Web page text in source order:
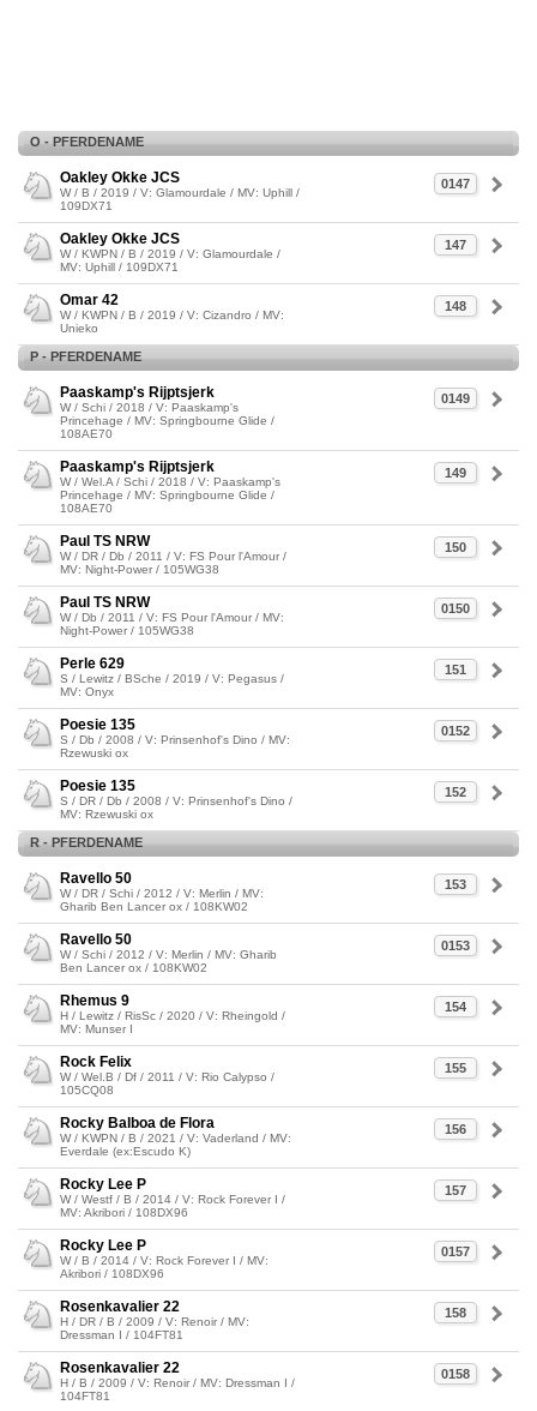
O - PFERDENAME
0147
Oakley Okke JCS
W / B / 2019 / V: Glamourdale / MV: Uphill /
109DX71
147
Oakley Okke JCS
W / KWPN / B / 2019 / V: Glamourdale /
MV: Uphill / 109DX71
148
Omar 42
W / KWPN / B / 2019 / V: Cizandro / MV:
Unieko
P - PFERDENAME
0149
Paaskamp's Rijptsjerk
W / Schi / 2018 / V: Paaskamp's
Princehage / MV: Springbourne Glide /
108AE70
149
Paaskamp's Rijptsjerk
W / Wel.A / Schi / 2018 / V: Paaskamp's
Princehage / MV: Springbourne Glide /
108AE70
150
Paul TS NRW
W / DR / Db / 2011 / V: FS Pour l'Amour /
MV: Night-Power / 105WG38
0150
Paul TS NRW
W / Db / 2011 / V: FS Pour l'Amour / MV:
Night-Power / 105WG38
151
Perle 629
S / Lewitz / BSche / 2019 / V: Pegasus /
MV: Onyx
0152
Poesie 135
S / Db / 2008 / V: Prinsenhof's Dino / MV:
Rzewuski ox
152
Poesie 135
S / DR / Db / 2008 / V: Prinsenhof's Dino /
MV: Rzewuski ox
R - PFERDENAME
153
Ravello 50
W / DR / Schi / 2012 / V: Merlin / MV:
Gharib Ben Lancer ox / 108KW02
0153
Ravello 50
W / Schi / 2012 / V: Merlin / MV: Gharib
Ben Lancer ox / 108KW02
154
Rhemus 9
H / Lewitz / RisSc / 2020 / V: Rheingold /
MV: Munser I
155
Rock Felix
W / Wel.B / Df / 2011 / V: Rio Calypso /
105CQ08
156
Rocky Balboa de Flora
W / KWPN / B / 2021 / V: Vaderland / MV:
Everdale (ex:Escudo K)
157
Rocky Lee P
W / Westf / B / 2014 / V: Rock Forever I /
MV: Akribori / 108DX96
0157
Rocky Lee P
W / B / 2014 / V: Rock Forever I / MV:
Akribori / 108DX96
158
Rosenkavalier 22
H / DR / B / 2009 / V: Renoir / MV:
Dressman I / 104FT81
0158
Rosenkavalier 22
H / B / 2009 / V: Renoir / MV: Dressman I /
104FT81